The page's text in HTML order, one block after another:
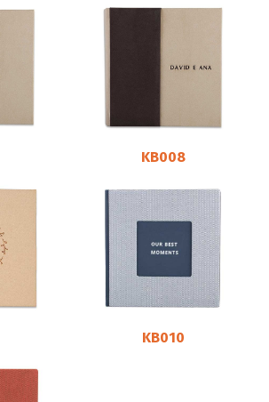
KB008
KB010